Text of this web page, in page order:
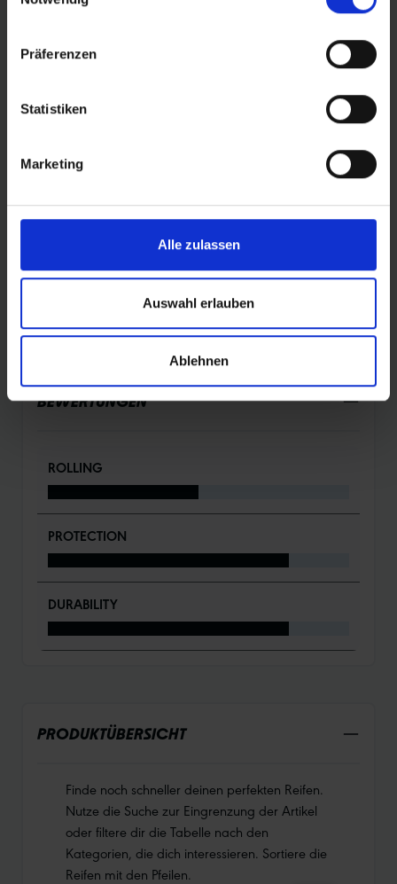
Präferenzen
Statistiken
Marketing
Alle zulassen
Auswahl erlauben
Ablehnen
Diese Saison kommt Nobby Nic mit einem
Modernes Trail-Profil mit stabilen Schulterblocks
Selbstreinigung.
spezielle Stollenanordnung im Center.
Mehr Informationen:
DETAILS / PRODUKTDATEN
BEWERTUNGEN
ROLLING
PROTECTION
DURABILITY
PRODUKTÜBERSICHT
Finde noch schneller deinen perfekten Reifen.
Nutze die Suche zur Eingrenzung der Artikel
oder filtere dir die Tabelle nach den
Kategorien, die dich interessieren. Sortiere die
Reifen mit den Pfeilen.